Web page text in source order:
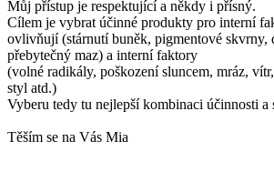
Můj přístup je respektující a někdy i přísný.
Cílem je vybrat účinné produkty pro interní
ovlivňují (stárnutí buněk, pigmentové skvrny,
přebytečný maz) a interní faktory
(volné radikály, poškození sluncem, mráz,
styl atd.)
Vyberu tedy tu nejlepší kombinaci účinnosti a
Těším se na Vás Mia